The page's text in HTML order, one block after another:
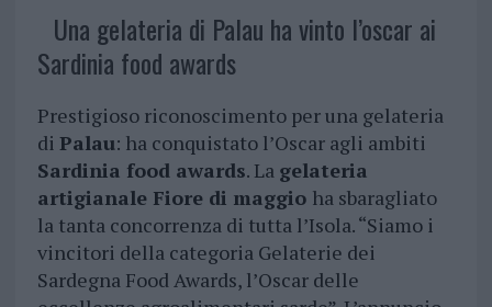
Una gelateria di Palau ha vinto l’oscar ai
Sardinia food awards
Prestigioso riconoscimento per una gelateria
di Palau: ha conquistato l’Oscar agli ambiti
Sardinia food awards. La gelateria
artigianale Fiore di maggio ha sbaragliato
la tanta concorrenza di tutta l’Isola. “Siamo i
vincitori della categoria Gelaterie dei
Sardegna Food Awards, l’Oscar delle